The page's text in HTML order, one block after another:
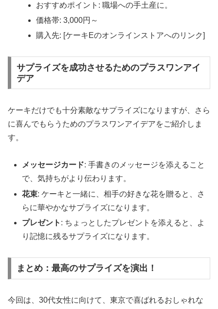
おすすめポイント: 職場への手土産に。
価格帯: 3,000円～
購入先: [ケーキEのオンラインストアへのリンク]
サプライズを成功させるためのプラスワンアイ
デア
ケーキだけでも十分素敵なサプライズになりますが、さら
に喜んでもらうためのプラスワンアイデアをご紹介しま
す。
メッセージカード: 手書きのメッセージを添えること
で、気持ちがより伝わります。
花束: ケーキと一緒に、相手の好きな花を贈ると、さ
らに華やかなサプライズになります。
プレゼント : ちょっとしたプレゼントを添えると、よ
り記憶に残るサプライズになります。
まとめ：最高のサプライズを演出！
今回は、30代女性に向けて、東京で喜ばれるおしゃれな